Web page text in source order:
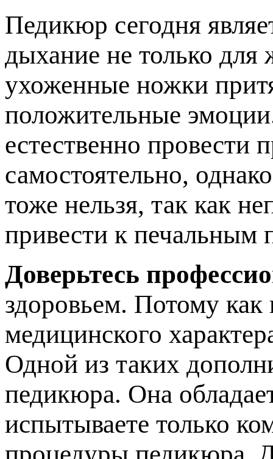
Педикюр сегодня
дыхание не только
ухоженные ножки
положительные
естественно провести
самостоятельно,
тоже нельзя, так как
привести к печальным
Доверьтесь
здоровьем. Потому
медицинского
Одной из таких
педикюра. Она
испытываете только